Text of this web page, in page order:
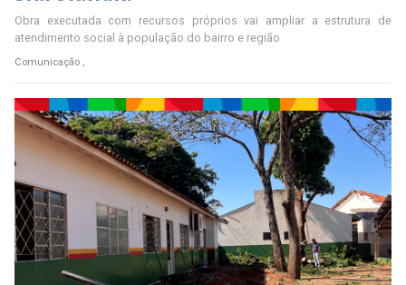
Obra executada com recursos próprios vai ampliar a estrutura de
atendimento social à população do bairro e região
Comunicação ,